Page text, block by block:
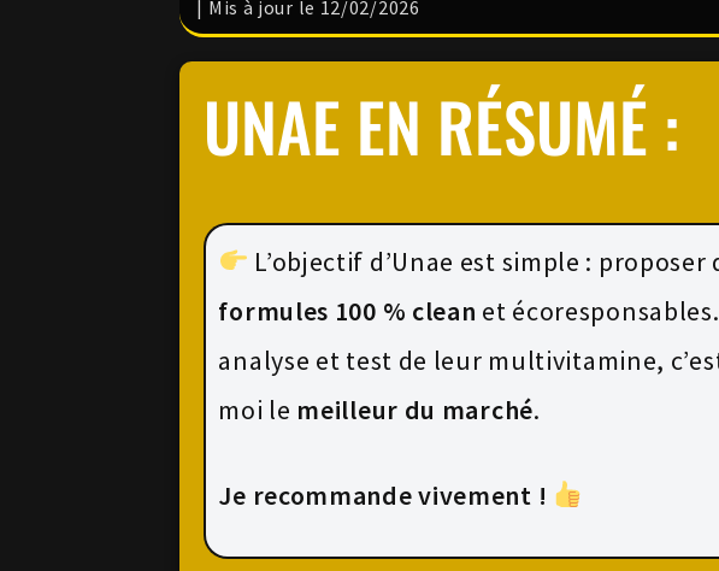
| Mis à jour le 12/02/2026
UNAE EN RÉSUMÉ :
L’objectif d’Unae est simple : proposer
formules 100 % clean et
analyse et test de leur multivitamine,
moi le meilleur du marché.
Je recommande vivement !